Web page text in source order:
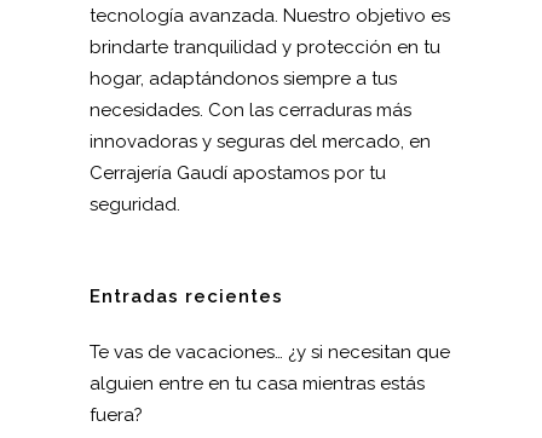
tecnología avanzada. Nuestro objetivo es
brindarte tranquilidad y protección en tu
hogar, adaptándonos siempre a tus
necesidades. Con las cerraduras más
innovadoras y seguras del mercado, en
Cerrajería Gaudí apostamos por tu
seguridad.
Entradas recientes
Te vas de vacaciones… ¿y si necesitan que
alguien entre en tu casa mientras estás
fuera?